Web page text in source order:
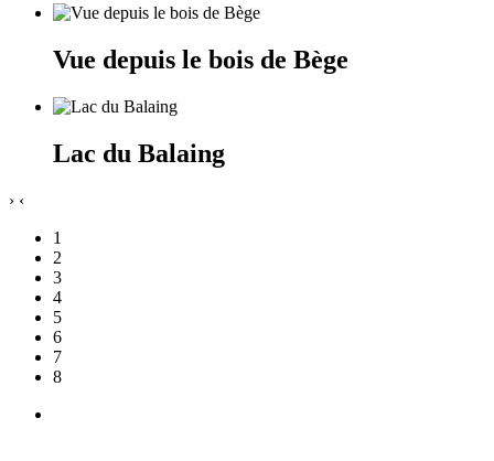
Vue depuis le bois de Bège
Lac du Balaing
› ‹
1
2
3
4
5
6
7
8